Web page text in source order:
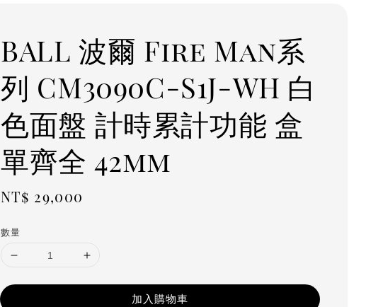
BALL 波爾 Fire Man系
列 CM3090C-S1J-WH 白
色面盤 計時累計功能 盒
單齊全 42mm
Regular
NT$ 29,000
數量
加入購物車